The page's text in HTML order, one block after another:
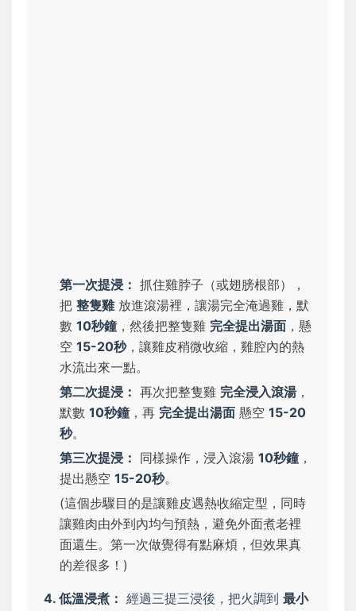
第一次提浸： 抓住雞脖子（或翅膀根部），
把 整隻雞放進滾湯裡，讓湯完全淹過雞，默
數 10秒鐘，然後把整隻雞 完全提出湯面 ，懸
空 15-20秒，讓雞皮稍微收縮，雞腔內的熱
水流出來一點。
第二次提浸： 再次把整隻雞 完全浸入滾湯，
默數 10秒鐘，再 完全提出湯面 懸空 15-20
秒。
第三次提浸： 同樣操作，浸入滾湯 10秒鐘，
提出懸空 15-20秒。
(這個步驟目的是讓雞皮遇熱收縮定型，同時
讓雞肉由外到內均勻預熱，避免外面煮老裡
面還生。第一次做覺得有點麻煩，但效果真
的差很多！)
4. 低溫浸煮： 經過三提三浸後，把火調到 最小